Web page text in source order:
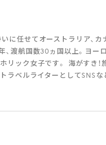
に任せてオーストラリア、カ
渡航国数30ヵ国以上。ヨー
ック女子です。 海がすき！
ラベルライターとしてSNSな